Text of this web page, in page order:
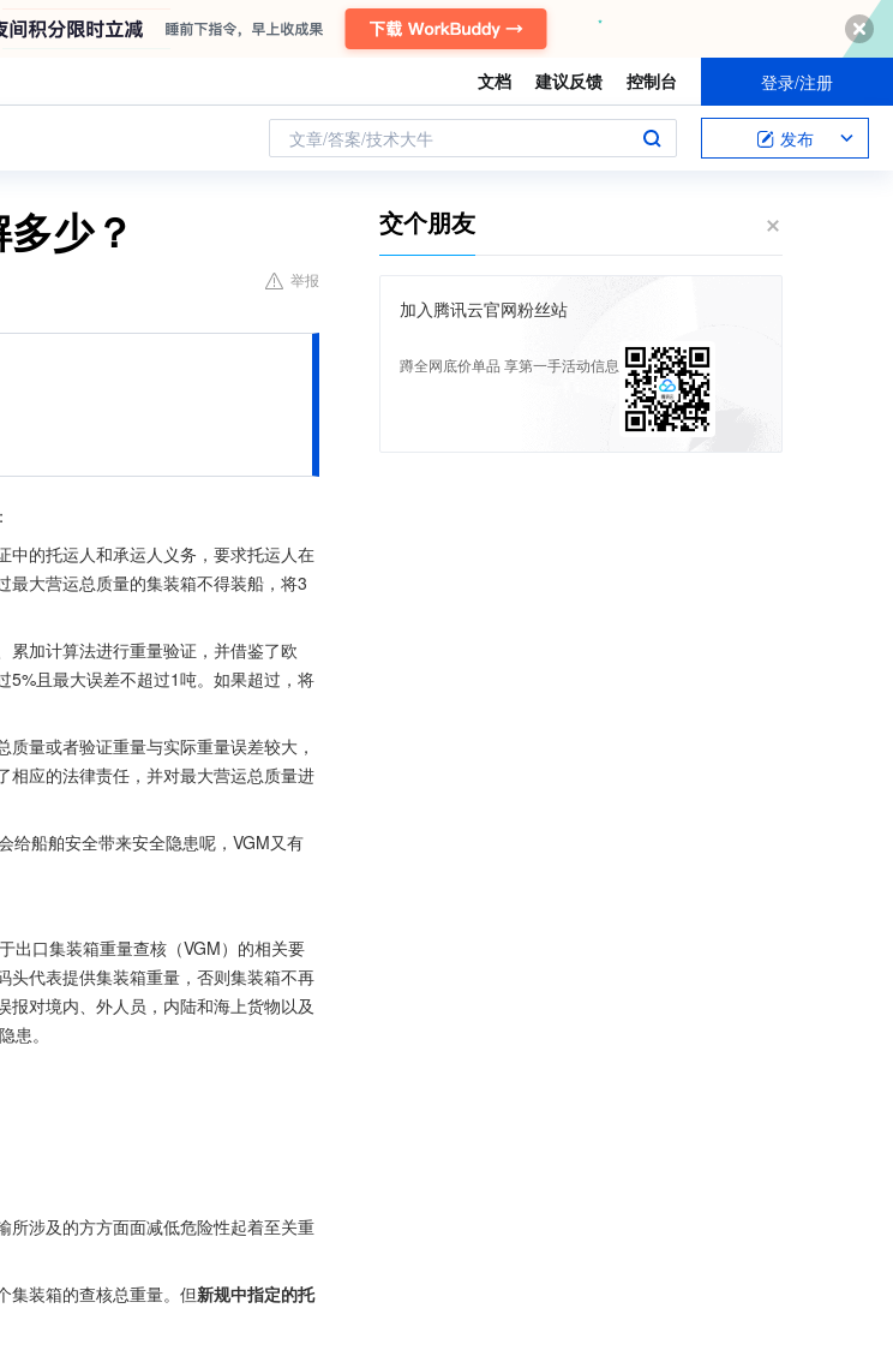
文档 建议反馈 控制台 登录/注册
文章/答案/技术大牛 发布
少？
举报
中的托运人和承运人义务，要求托运人在
最大营运总质量的集装箱不得装船，将3
累加计算法进行重量验证，并借鉴了欧
5%且最大误差不超过1吨。如果超过，将
量或者验证重量与实际重量误差较大，
相应的法律责任，并对最大营运总质量进
给船舶安全带来安全隐患呢，VGM又有
出口集装箱重量查核（VGM）的相关要
头代表提供集装箱重量，否则集装箱不再
对境内、外人员，内陆和海上货物以及
患。
所涉及的方方面面减低危险性起着至关重
集装箱的查核总重量。但新规中指定的托
交个朋友
加入腾讯云官网粉丝站
蹲全网底价单品 享第一手活动信息